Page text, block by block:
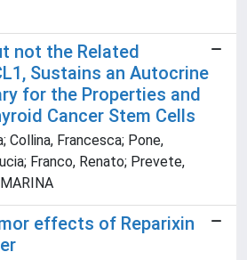
not the Related
Sustains an Autocrine
for the Properties and
Cancer Stem Cells
Collina, Francesca; Pone,
Franco, Renato; Prevete,
effects of Reparixin